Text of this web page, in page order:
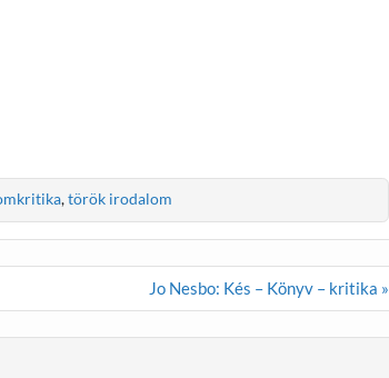
,török irodalom
Jo Nesbo: Kés – Könyv – kritika »